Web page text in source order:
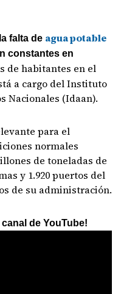
la falta de agua potable
constantes en
de habitantes en el
a cargo del Instituto
Nacionales (Idaan).
para el
normales
de toneladas de
y 1.920 puertos del
de su administración.
de YouTube!